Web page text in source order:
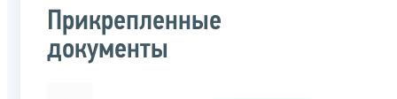
Прикрепленные
документы